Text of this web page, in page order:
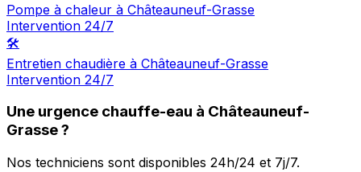
Pompe à chaleur à Châteauneuf-Grasse
Intervention 24/7
🛠️
Entretien chaudière à Châteauneuf-Grasse
Intervention 24/7
Une urgence chauffe-eau à Châteauneuf-
Grasse ?
Nos techniciens sont disponibles 24h/24 et 7j/7.